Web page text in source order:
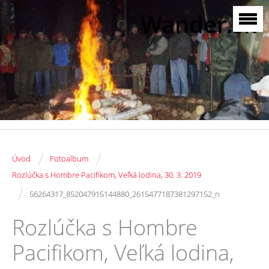
Wander.sk
Úvod / Fotoalbum /
Rozlúčka s Hombre Pacifikom, Veľká lodina, 30. 3. 2019
/ 56264317_852047915144880_2615477187381297152_n
Rozlúčka s Hombre
Pacifikom, Veľká lodina,